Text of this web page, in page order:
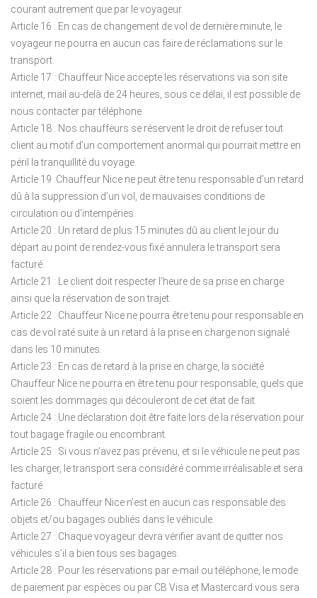
courant autrement que par le voyageur.
Article 16 : En cas de changement de vol de dernière minute, le
voyageur ne pourra en aucun cas faire de réclamations sur le
transport.
Article 17 : Chauffeur Nice accepte les réservations via son site
internet, mail au-delà de 24 heures, sous ce délai, il est possible de
nous contacter par téléphone.
Article 18 : Nos chauffeurs se réservent le droit de refuser tout
client au motif d’un comportement anormal qui pourrait mettre en
péril la tranquillité du voyage.
Article 19 :Chauffeur Nice ne peut être tenu responsable d’un retard
dû à la suppression d’un vol, de mauvaises conditions de
circulation ou d’intempéries.
Article 20 : Un retard de plus 15 minutes dû au client le jour du
départ au point de rendez-vous fixé annulera le transport sera
facturé.
Article 21 : Le client doit respecter l’heure de sa prise en charge
ainsi que la réservation de son trajet.
Article 22 : Chauffeur Nice ne pourra être tenu pour responsable en
cas de vol raté suite à un retard à la prise en charge non signalé
dans les 10 minutes.
Article 23 : En cas de retard à la prise en charge, la société
Chauffeur Nice ne pourra en être tenu pour responsable, quels que
soient les dommages qui découleront de cet état de fait.
Article 24 : Une déclaration doit être faite lors de la réservation pour
tout bagage fragile ou encombrant.
Article 25 : Si vous n’avez pas prévenu, et si le véhicule ne peut pas
les charger, le transport sera considéré comme irréalisable et sera
facturé.
Article 26 : Chauffeur Nice n’est en aucun cas responsable des
objets et/ou bagages oubliés dans le véhicule.
Article 27 : Chaque voyageur devra vérifier avant de quitter nos
véhicules s’il a bien tous ses bagages.
Article 28 : Pour les réservations par e-mail ou téléphone, le mode
de paiement par espèces ou par CB Visa et Mastercard vous sera